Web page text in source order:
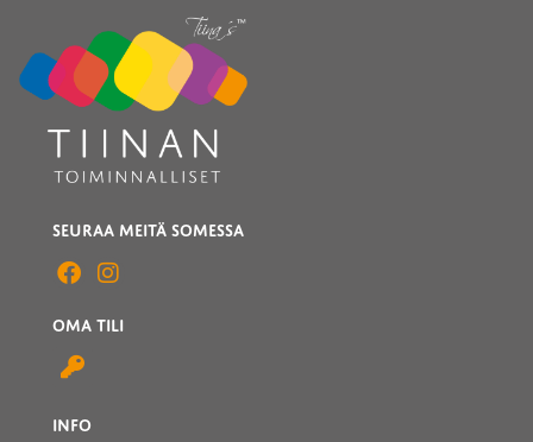
SEURAA MEITÄ SOMESSA
OMA TILI
INFO